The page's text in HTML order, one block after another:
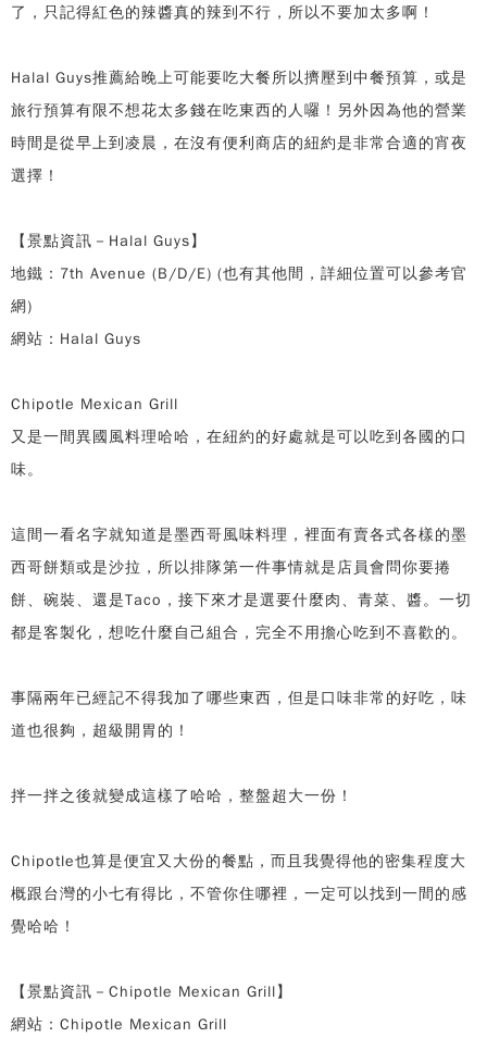
了，只記得紅色的辣醬真的辣到不行，所以不要加太多啊！
Halal Guys推薦給晚上可能要吃大餐所以擠壓到中餐預算，或是
旅行預算有限不想花太多錢在吃東西的人囉！另外因為他的營業
時間是從早上到凌晨，在沒有便利商店的紐約是非常合適的宵夜
選擇！
【景點資訊－Halal Guys】
地鐵：7th Avenue (B/D/E) (也有其他間，詳細位置可以參考官
網)
網站：Halal Guys
Chipotle Mexican Grill
又是一間異國風料理哈哈，在紐約的好處就是可以吃到各國的口
味。
這間一看名字就知道是墨西哥風味料理，裡面有賣各式各樣的墨
西哥餅類或是沙拉，所以排隊第一件事情就是店員會問你要捲
餅、碗裝、還是Taco，接下來才是選要什麼肉、青菜、醬。一切
都是客製化，想吃什麼自己組合，完全不用擔心吃到不喜歡的。
事隔兩年已經記不得我加了哪些東西，但是口味非常的好吃，味
道也很夠，超級開胃的！
拌一拌之後就變成這樣了哈哈，整盤超大一份！
Chipotle也算是便宜又大份的餐點，而且我覺得他的密集程度大
概跟台灣的小七有得比，不管你住哪裡，一定可以找到一間的感
覺哈哈！
【景點資訊－Chipotle Mexican Grill】
網站：Chipotle Mexican Grill